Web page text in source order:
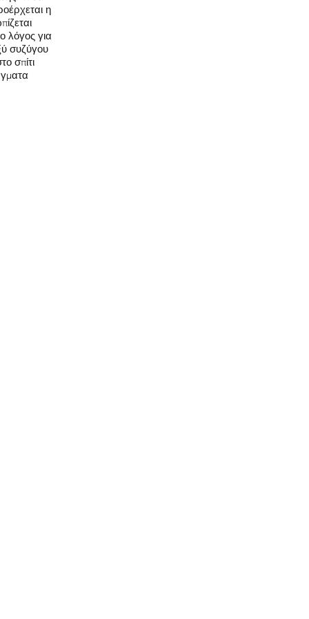
η
λόγος για
συζύγου
σπίτι